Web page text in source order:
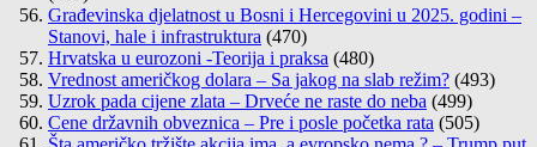
Građevinska djelatnost u Bosni i Hercegovini u 2025. godini –
Stanovi, hale i infrastruktura (470)
Hrvatska u eurozoni -Teorija i praksa (480)
Vrednost američkog dolara – Sa jakog na slab režim? (493)
Uzrok pada cijene zlata – Drveće ne raste do neba (499)
Cene državnih obveznica – Pre i posle početka rata (505)